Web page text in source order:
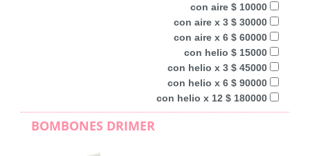
con aire $ 10000
con aire x 3 $ 30000
con aire x 6 $ 60000
con helio $ 15000
con helio x 3 $ 45000
con helio x 6 $ 90000
con helio x 12 $ 180000
BOMBONES DRIMER